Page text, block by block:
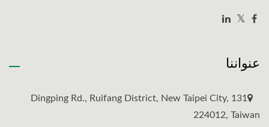
عنواننا
131 Dingping Rd., Ruifang District, New Taipei City,
224012, Taiwan